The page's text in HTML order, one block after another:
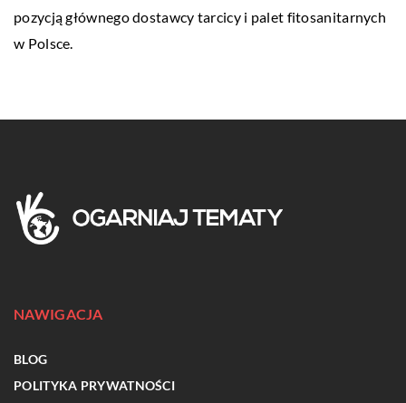
pozycją głównego dostawcy tarcicy i palet fitosanitarnych
w Polsce.
NAWIGACJA
BLOG
POLITYKA PRYWATNOŚCI